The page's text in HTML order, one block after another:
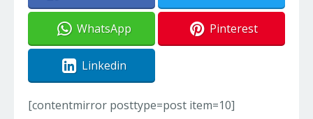
WhatsApp Pinterest
Linkedin
[contentmirror posttype=post item=10]